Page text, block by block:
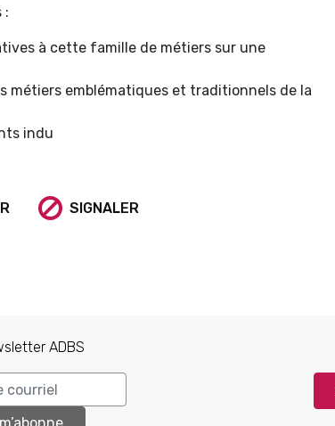
:
à cette famille de métiers sur une
métiers emblématiques et traditionnels de la
indu
SIGNALER
ADBS